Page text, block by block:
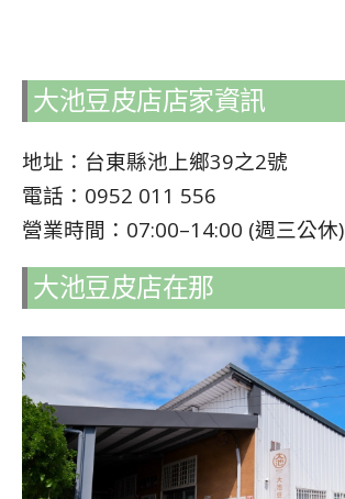
大池豆皮店店家資訊
地址：台東縣池上鄉39之2號
電話：0952 011 556
營業時間：07:00–14:00 (週三公休)
大池豆皮店在那